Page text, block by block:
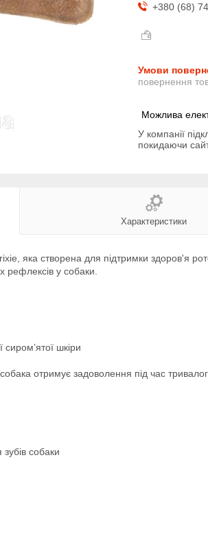
+380 (68)
повернення
У компанії
покидаючи
Характеристики
яка створена для підтримки здоров'я
у собаки.
сиром’ятої шкіри
отримує задоволення під час
собаки